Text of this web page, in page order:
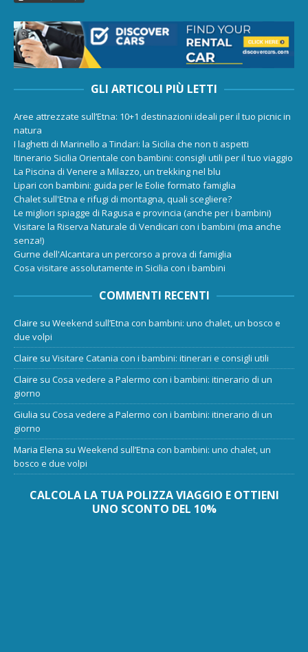
GLI ARTICOLI PIÙ LETTI
Aree attrezzate sull’Etna: 10+1 destinazioni ideali per il tuo picnic in
natura
I laghetti di Marinello a Tindari: la Sicilia che non ti aspetti
Itinerario Sicilia Orientale con bambini: consigli utili per il tuo viaggio
La Piscina di Venere a Milazzo, un trekking nel blu
Lipari con bambini: guida per le Eolie formato famiglia
Chalet sull'Etna e rifugi di montagna, quali scegliere?
Le migliori spiagge di Ragusa e provincia (anche per i bambini)
Visitare la Riserva Naturale di Vendicari con i bambini (ma anche
senza!)
Gurne dell'Alcantara un percorso a prova di famiglia
Cosa visitare assolutamente in Sicilia con i bambini
COMMENTI RECENTI
Claire su Weekend sull’Etna con bambini: uno chalet, un bosco e
due volpi
Claire su Visitare Catania con i bambini: itinerari e consigli utili
Claire su Cosa vedere a Palermo con i bambini: itinerario di un
giorno
Giulia su Cosa vedere a Palermo con i bambini: itinerario di un
giorno
Maria Elena su Weekend sull’Etna con bambini: uno chalet, un
bosco e due volpi
CALCOLA LA TUA POLIZZA VIAGGIO E OTTIENI
UNO SCONTO DEL 10%